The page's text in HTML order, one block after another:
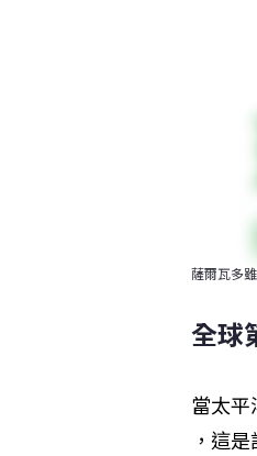
薩爾瓦多
全球
當太
，這